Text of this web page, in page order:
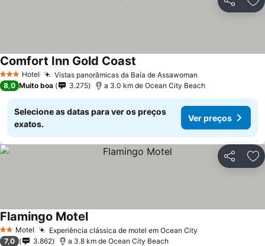
Partilhar
3 EstrelasHotel Vistas panorâmicas da Baía de Assawoman
Comfort Inn Gold Coast
8,0 Muito boa 3.275 a 3.0 km de Ocean City Beach
Selecione as datas para ver os preços
exatos.
Ver preços
Partilhar
2 Estrelas
Motel Experiência clássica de motel em Ocean City
Flamingo MotelVer preços
7,0 3.862 a 3.8 km de Ocean City Beach